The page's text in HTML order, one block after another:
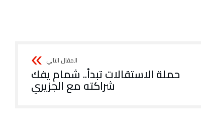
حملة الاستقالات تبدأ.. شمام يفك
شراكته مع الجزيري